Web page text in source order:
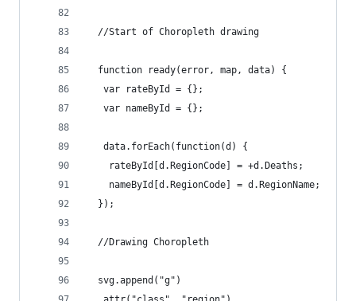
  //Start of Choropleth drawing
  function ready(error, map, data) {
   var rateById = {};
   var nameById = {};
   data.forEach(function(d) {
    rateById[d.RegionCode] = +d.Deaths;
    nameById[d.RegionCode] = d.RegionName;
  });
  //Drawing Choropleth
  svg.append("g")